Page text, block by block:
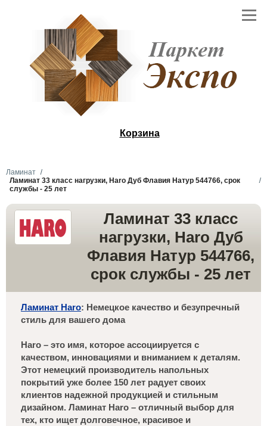
Корзина
Ламинат
Ламинат 33 класс нагрузки, Haro Дуб Флавия Натур 544766, срок
службы - 25 лет
Ламинат 33 класс
нагрузки, Haro Дуб
Флавия Натур 544766,
срок службы - 25 лет
Ламинат Haro: Немецкое качество и безупречный
стиль для вашего дома
Haro – это имя, которое ассоциируется с
качеством, инновациями и вниманием к деталям.
Этот немецкий производитель напольных
покрытий уже более 150 лет радует своих
клиентов надежной продукцией и стильным
дизайном. Ламинат Haro – отличный выбор для
тех, кто ищет долговечное, красивое и